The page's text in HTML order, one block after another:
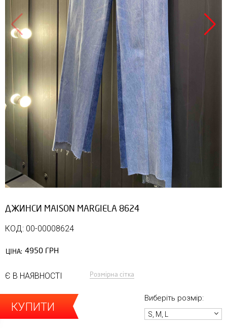
ДЖИНСИ MAISON MARGIELA 8624
КОД: 00-00008624
ЦІНА: 4950 ГРН
Є В НАЯВНОСТІ Розмірна сітка
КУПИТИ
Виберіть розмір:
S, M, L